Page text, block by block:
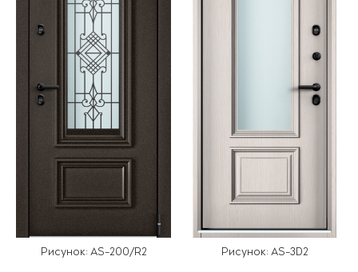
Рисунок: AS-200/R2 Рисунок: AS-3D2